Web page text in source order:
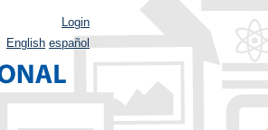
Login
English español